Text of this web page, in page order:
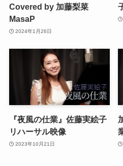
Covered by 加藤梨菜
MasaP
2024年1月26日
『夜風の仕業』佐藤実絵子
リハーサル映像
2023年10月21日